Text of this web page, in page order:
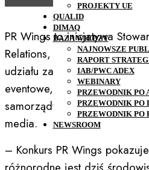
PROJEKTY UE
QUALID
DIMAQ
BAZA WIEDZY
NAJNOWSZE
RAPORT
IAB/PWC ADEX
WEBINARY
PRZEWODNIK PO
PRZEWODNIK PO
PRZEWODNIK
NEWSROOM
PR Wings to inicjatywa
Relations, która od początku
udziału zaproszone są
eventowe, a także firmy,
samorządy, uczelnie,
media.
– Konkurs PR Wings